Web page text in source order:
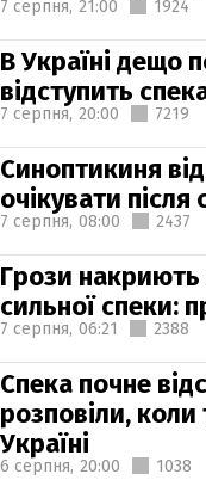
7 серпня, 21:00 1924
В Україні дещо
відступить
7 серпня, 20:00 7219
Синоптикиня
очікувати після
7 серпня, 08:00 2437
Грози накриють
сильної спеки:
7 серпня, 06:21 2388
Спека почне
розповіли, коли
Україні
6 серпня, 20:00 1038